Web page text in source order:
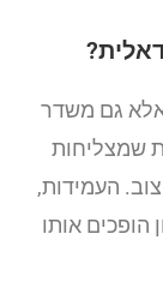
גם משדר
שמצליחות
העמידות,
הופכים אותו